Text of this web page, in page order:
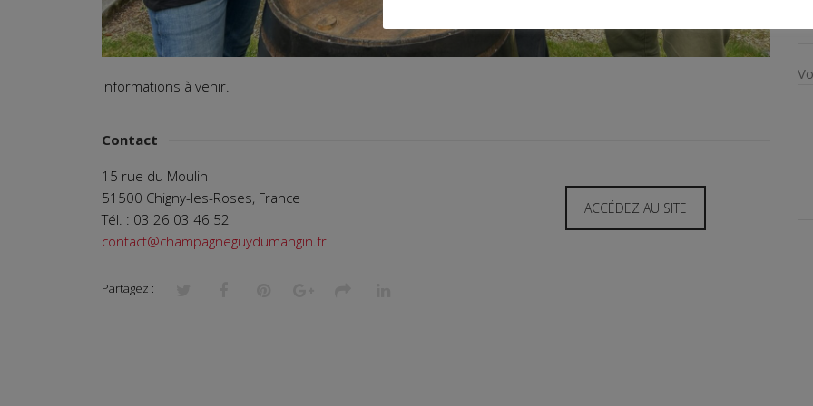
Informations à venir.
Contact
15 rue du Moulin
51500 Chigny-les-Roses, France
Tél. : 03 26 03 46 52
contact@champagneguydumangin.fr
ACCÉDEZ AU SITE
Partagez :